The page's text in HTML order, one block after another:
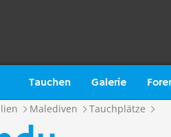
Tauchen Galerie
Malediven Tauchplätze